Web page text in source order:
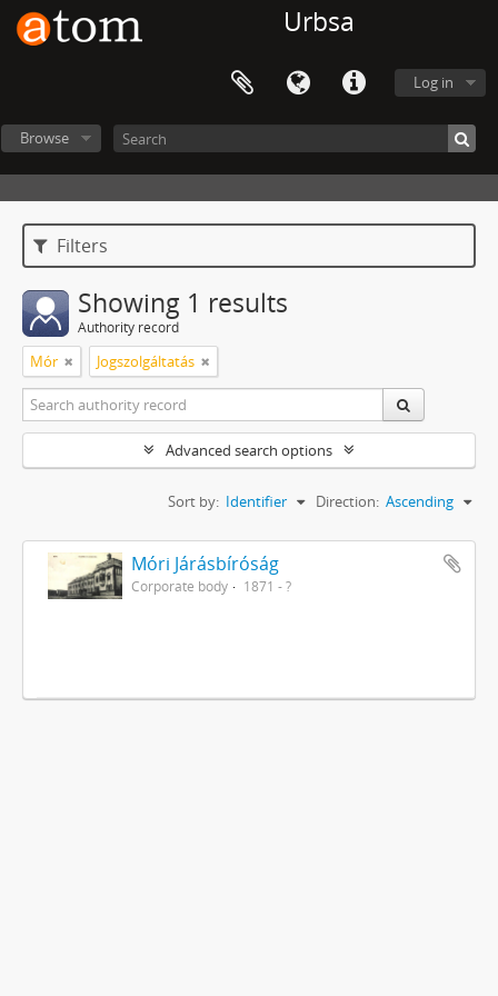
Urbsa
Log in
Browse
Filters
Showing 1 results
Authority record
Mór Jogszolgáltatás
Advanced search options
Sort by: Identifier Direction: Ascending
Móri Járásbíróság
Corporate body 1871 - ?